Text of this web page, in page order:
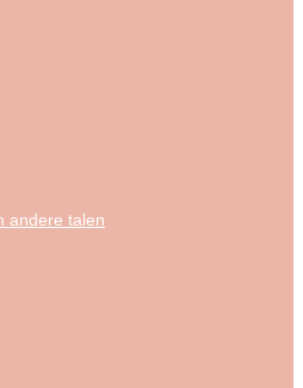
andere talen